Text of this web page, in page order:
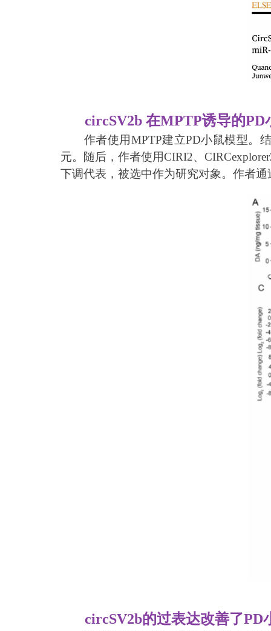
circSV2b 在MPTP诱导的PD
作者使用MPTP建立PD小鼠模型。
元。随后，作者使用CIRI2、
下调代表，被选中作为研究对象。作者通
circSV2b的过表达改善了PD